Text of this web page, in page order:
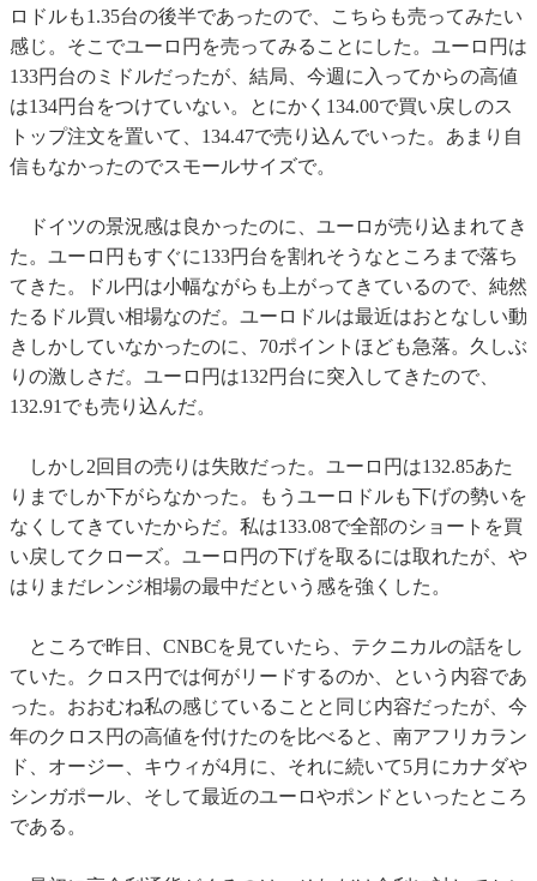
ロドルも1.35台の後半であったので、こちらも売ってみたい
感じ。そこでユーロ円を売ってみることにした。ユーロ円は
133円台のミドルだったが、結局、今週に入ってからの高値
は134円台をつけていない。とにかく134.00で買い戻しのス
トップ注文を置いて、134.47で売り込んでいった。あまり自
信もなかったのでスモールサイズで。
ドイツの景況感は良かったのに、ユーロが売り込まれてき
た。ユーロ円もすぐに133円台を割れそうなところまで落ち
てきた。ドル円は小幅ながらも上がってきているので、純然
たるドル買い相場なのだ。ユーロドルは最近はおとなしい動
きしかしていなかったのに、70ポイントほども急落。久しぶ
りの激しさだ。ユーロ円は132円台に突入してきたので、
132.91でも売り込んだ。
しかし2回目の売りは失敗だった。ユーロ円は132.85あた
りまでしか下がらなかった。もうユーロドルも下げの勢いを
なくしてきていたからだ。私は133.08で全部のショートを買
い戻してクローズ。ユーロ円の下げを取るには取れたが、や
はりまだレンジ相場の最中だという感を強くした。
ところで昨日、CNBCを見ていたら、テクニカルの話をし
ていた。クロス円では何がリードするのか、という内容であ
った。おおむね私の感じていることと同じ内容だったが、今
年のクロス円の高値を付けたのを比べると、南アフリカラン
ド、オージー、キウィが4月に、それに続いて5月にカナダや
シンガポール、そして最近のユーロやポンドといったところ
である。